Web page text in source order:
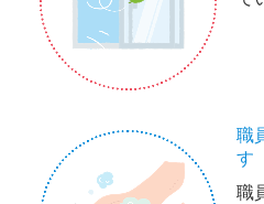
職
す
職